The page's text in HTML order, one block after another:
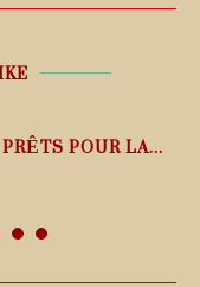
POUR LA...